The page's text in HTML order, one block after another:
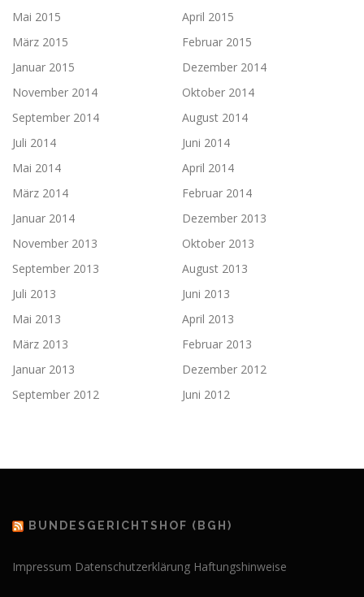
Mai 2015
April 2015
März 2015
Februar 2015
Januar 2015
Dezember 2014
November 2014
Oktober 2014
September 2014
August 2014
Juli 2014
Juni 2014
Mai 2014
April 2014
März 2014
Februar 2014
Januar 2014
Dezember 2013
November 2013
Oktober 2013
September 2013
August 2013
Juli 2013
Juni 2013
Mai 2013
April 2013
März 2013
Februar 2013
Januar 2013
Dezember 2012
September 2012
Juni 2012
BUNDESGERICHTSHOF (BGH)
Impressum Datenschutzerklärung Haftungshinweise